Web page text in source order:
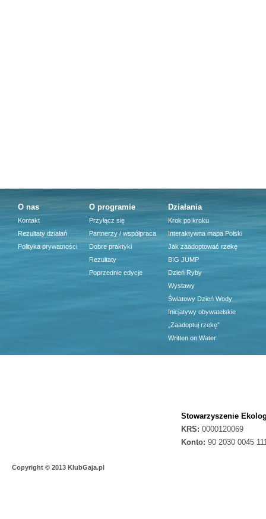
O nas
Kontakt
Rezultaty działań
Polityka prywatności
O programie
Przyłącz się
Partnerzy / współpraca
Dobre praktyki
Rezultaty
Poprzednie edycje
Działania
Krok po kroku
Interaktywna mapa Polski
Jak zaadoptować rzekę
BIG JUMP
Dzień Ryby
Wystawy
Światowy Dzień Wody
Inicjatywy obywatelskie
„Zaadoptuj rzekę”
Written on Water
Stowarzyszenie
KRS: 0000120069
Konto: 90 2030 0045
Copyright © 2013 KlubGaja.pl